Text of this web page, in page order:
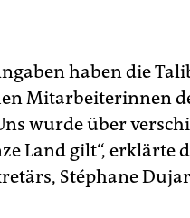
haben die
Mitarbeiterinnen
wurde über
Land gilt“, erklärte
Stéphane